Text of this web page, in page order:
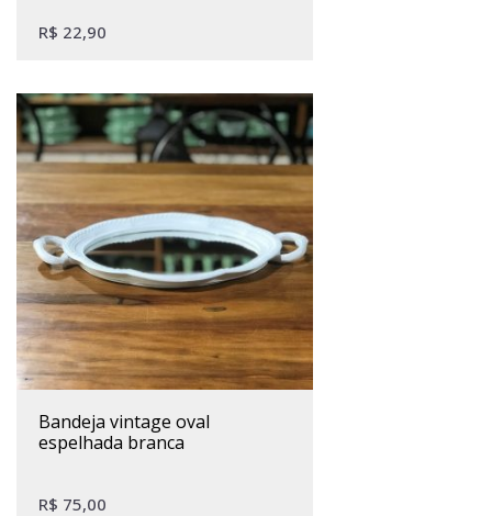
R$ 22,90
bandeja vintage oval
espelhada branca
R$ 75,00